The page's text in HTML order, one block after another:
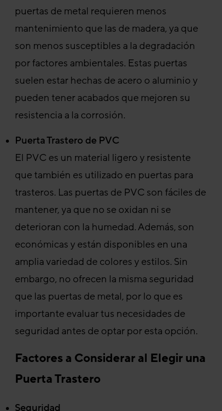
puertas de metal requieren menos
mantenimiento que las de madera, ya que
son menos susceptibles a la degradación
por factores ambientales. Estas puertas
suelen estar hechas de acero o aluminio y
pueden tener acabados que mejoren su
resistencia a la corrosión.
Puerta Trastero de PVC
El PVC es un material ligero y resistente
que también es utilizado en puertas para
trasteros. Las puertas de PVC son fáciles de
mantener, ya que no se oxidan ni se
deterioran con la humedad. Además, son
económicas y están disponibles en una
amplia variedad de colores y estilos. Sin
embargo, no ofrecen la misma seguridad
que las puertas de metal, por lo que es
importante evaluar tus necesidades de
seguridad antes de optar por esta opción.
Factores a Considerar al Elegir una
Puerta Trastero
Seguridad